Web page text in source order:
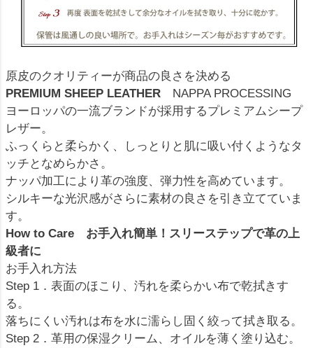
原皮のクオリティーが商品の良さを決める
PREMIUM SHEEP LEATHER NAPPA PROCESSING
ヨーロッパの一流ブランドが採用するプレミアムシープ
レザー。
ふっくらと柔らかく、しっとりと肌に吸い付くようなタ
ッチとなめらかさ。
ナッパ加工により革の強度、弾力性を高めています。
シルキーな光沢感がさらに素材の良さを引き立てていま
す。
How to Care お手入れ簡単！スリーステップで革の上
級者に
お手入れ方法
Step 1．表面のほこり、汚れを柔らかい布で乾拭きす
る。
落ちにくい汚れは布を水に濡らし固く絞って拭き取る。
Step 2．革用の保湿クリーム、オイルを薄く塗り込む。